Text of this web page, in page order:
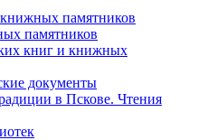
памятников
памятников
книг и книжных
документы
в Пскове. Чтения